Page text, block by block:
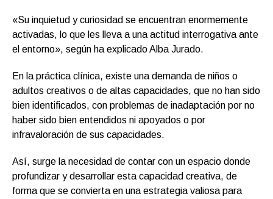
«Su inquietud y curiosidad se encuentran enormemente
activadas, lo que les lleva a una actitud interrogativa ante
el entorno», según ha explicado Alba Jurado.
En la práctica clínica, existe una demanda de niños o
adultos creativos o de altas capacidades, que no han sido
bien identificados, con problemas de inadaptación por no
haber sido bien entendidos ni apoyados o por
infravaloración de sus capacidades.
Así, surge la necesidad de contar con un espacio donde
profundizar y desarrollar esta capacidad creativa, de
forma que se convierta en una estrategia valiosa para